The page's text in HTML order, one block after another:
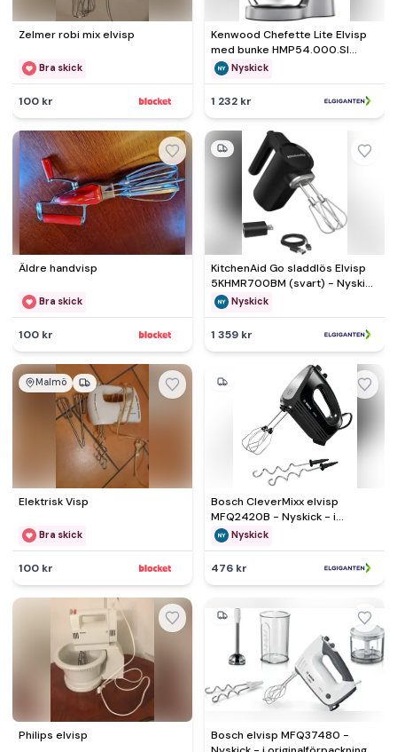
Zelmer robi mix elvisp
Bra skick
100 kr
Kenwood Chefette Lite Elvisp
med bunke HMP54.000.SI
(silver) - Nyskick - i
originalförpackning
Nyskick
1 232 kr
Äldre handvisp
Bra skick
100 kr
KitchenAid Go sladdlös Elvisp
5KHMR700BM (svart) - Nyskick
- i originalförpackning
Nyskick
1 359 kr
Malmö
Elektrisk Visp
Bra skick
100 kr
Bosch CleverMixx elvisp
MFQ2420B - Nyskick - i
originalförpackning
Nyskick
476 kr
Philips elvisp
Bosch elvisp MFQ37480 -